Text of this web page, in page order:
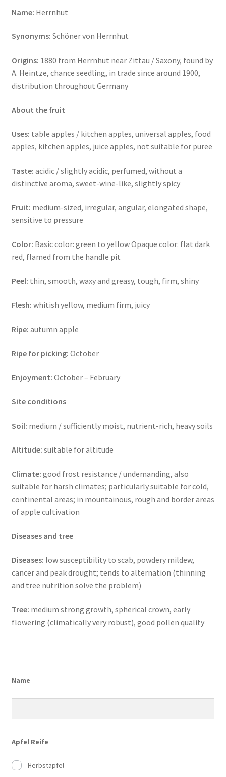
Name: Herrnhut
Synonyms: Schöner von Herrnhut
Origins: 1880 from Herrnhut near Zittau / Saxony, found by
A. Heintze, chance seedling, in trade since around 1900,
distribution throughout Germany
About the fruit
Uses: table apples / kitchen apples, universal apples, food
apples, kitchen apples, juice apples, not suitable for puree
Taste: acidic / slightly acidic, perfumed, without a
distinctive aroma, sweet-wine-like, slightly spicy
Fruit: medium-sized, irregular, angular, elongated shape,
sensitive to pressure
Color: Basic color: green to yellow Opaque color: flat dark
red, flamed from the handle pit
Peel: thin, smooth, waxy and greasy, tough, firm, shiny
Flesh: whitish yellow, medium firm, juicy
Ripe: autumn apple
Ripe for picking: October
Enjoyment: October – February
Site conditions
Soil: medium / sufficiently moist, nutrient-rich, heavy soils
Altitude: suitable for altitude
Climate: good frost resistance / undemanding, also
suitable for harsh climates; particularly suitable for cold,
continental areas; in mountainous, rough and border areas
of apple cultivation
Diseases and tree
Diseases: low susceptibility to scab, powdery mildew,
cancer and peak drought; tends to alternation (thinning
and tree nutrition solve the problem)
Tree: medium strong growth, spherical crown, early
flowering (climatically very robust), good pollen quality
Name
Apfel Reife
Herbstapfel